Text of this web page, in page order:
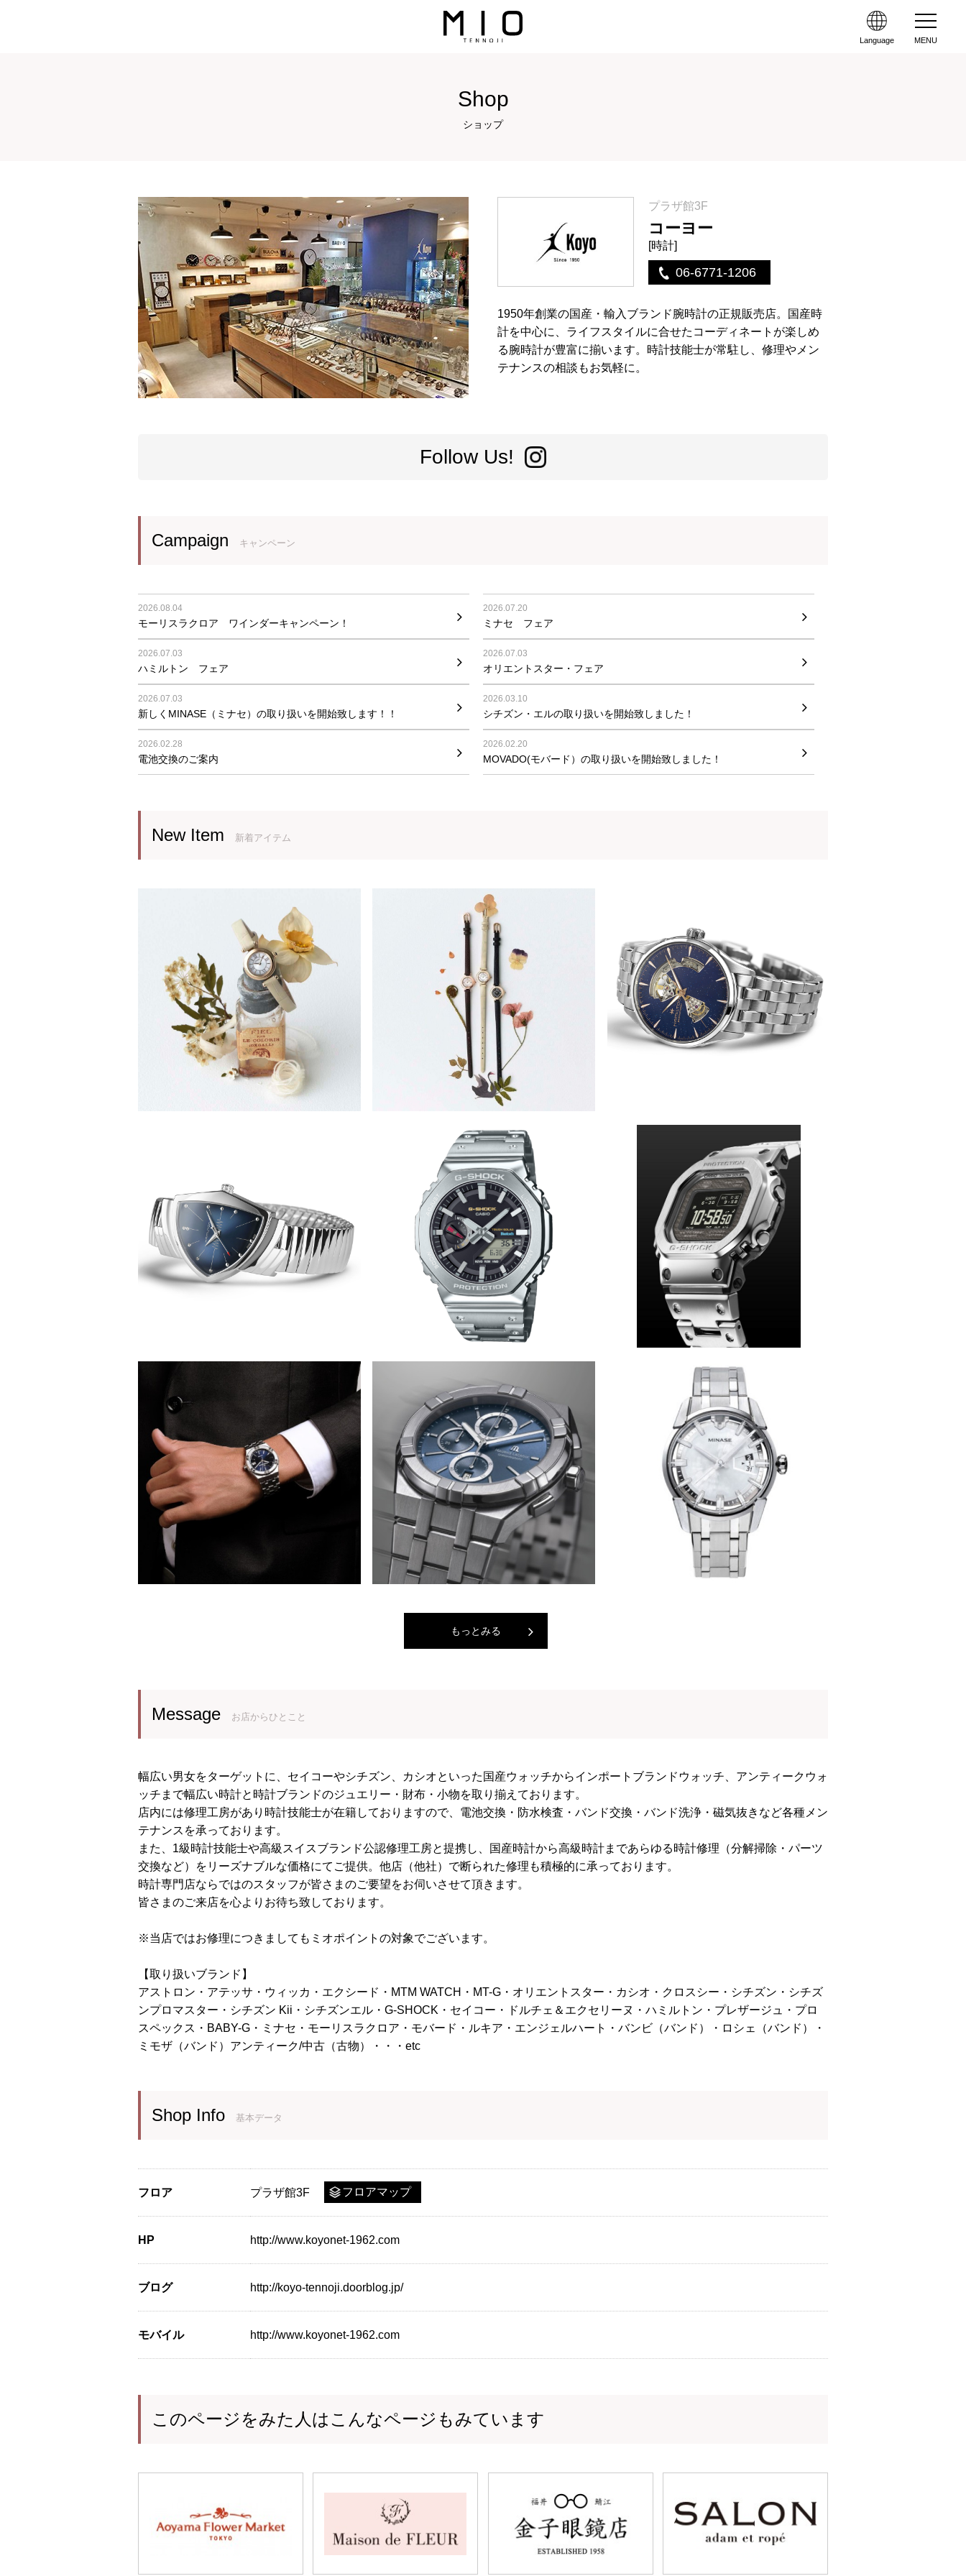
Language MENU
Shop
ショップ
プラザ館3F
コーヨー
[時計]
06-6771-1206
1950年創業の国産・輸入ブランド腕時計の正規販売店。国産時
計を中心に、ライフスタイルに合せたコーディネートが楽しめ
る腕時計が豊富に揃います。時計技能士が常駐し、修理やメン
テナンスの相談もお気軽に。
Follow Us!
Campaign キャンペーン
2026.08.04
モーリスラクロア ワインダーキャンペーン！
2026.07.20
ミナセ フェア
2026.07.03
ハミルトン フェア
2026.07.03
オリエントスター・フェア
2026.07.03
新しくMINASE（ミナセ）の取り扱いを開始致します！！
2026.03.10
シチズン・エルの取り扱いを開始致しました！
2026.02.28
電池交換のご案内
2026.02.20
MOVADO(モバード）の取り扱いを開始致しました！
New Item 新着アイテム
もっとみる
Message お店からひとこと
幅広い男女をターゲットに、セイコーやシチズン、カシオといった国産ウォッチからインポートブランドウォッチ、アンティークウォ
ッチまで幅広い時計と時計ブランドのジュエリー・財布・小物を取り揃えております。
店内には修理工房があり時計技能士が在籍しておりますので、電池交換・防水検査・バンド交換・バンド洗浄・磁気抜きなど各種メン
テナンスを承っております。
また、1級時計技能士や高級スイスブランド公認修理工房と提携し、国産時計から高級時計まであらゆる時計修理（分解掃除・パーツ
交換など）をリーズナブルな価格にてご提供。他店（他社）で断られた修理も積極的に承っております。
時計専門店ならではのスタッフが皆さまのご要望をお伺いさせて頂きます。
皆さまのご来店を心よりお待ち致しております。
※当店ではお修理につきましてもミオポイントの対象でございます。
【取り扱いブランド】
アストロン・アテッサ・ウィッカ・エクシード・MTM WATCH・MT-G・オリエントスター・カシオ・クロスシー・シチズン・シチズ
ンプロマスター・シチズン Kii・シチズンエル・G-SHOCK・セイコー・ドルチェ＆エクセリーヌ・ハミルトン・プレザージュ・プロ
スペックス・BABY-G・ミナセ・モーリスラクロア・モバード・ルキア・エンジェルハート・バンビ（バンド）・ロシェ（バンド）・
ミモザ（バンド）アンティーク/中古（古物）・・・etc
Shop Info 基本データ
フロア プラザ館3F フロアマップ
HP http://www.koyonet-1962.com
ブログ http://koyo-tennoji.doorblog.jp/
モバイル http://www.koyonet-1962.com
このページをみた人はこんなページもみています